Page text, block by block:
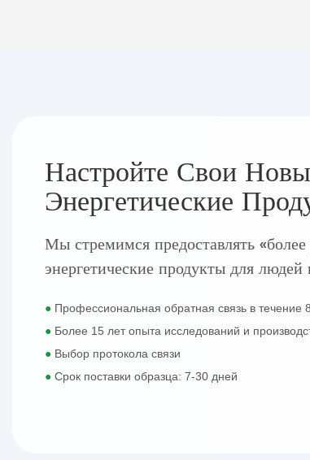
Настройте Свои
Энергетические
Мы стремимся предоставлять
энергетические продукты для
● Профессиональная обратная связь в течение
● Более 15 лет опыта исследований и
● Выбор протокола связи
●Срок поставки образца: 7-30 дней